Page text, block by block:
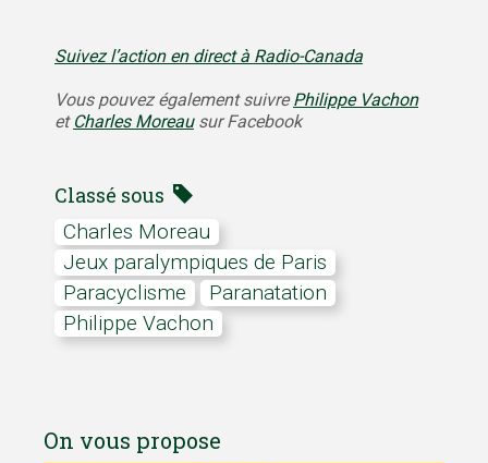
Suivez l’action en direct à Radio-Canada
Vous pouvez également suivrePhilippe Vachon
et Charles Moreausur Facebook
Classé sous
Charles Moreau
Jeux paralympiques de Paris
Paracyclisme
Paranatation
Philippe Vachon
On vous propose